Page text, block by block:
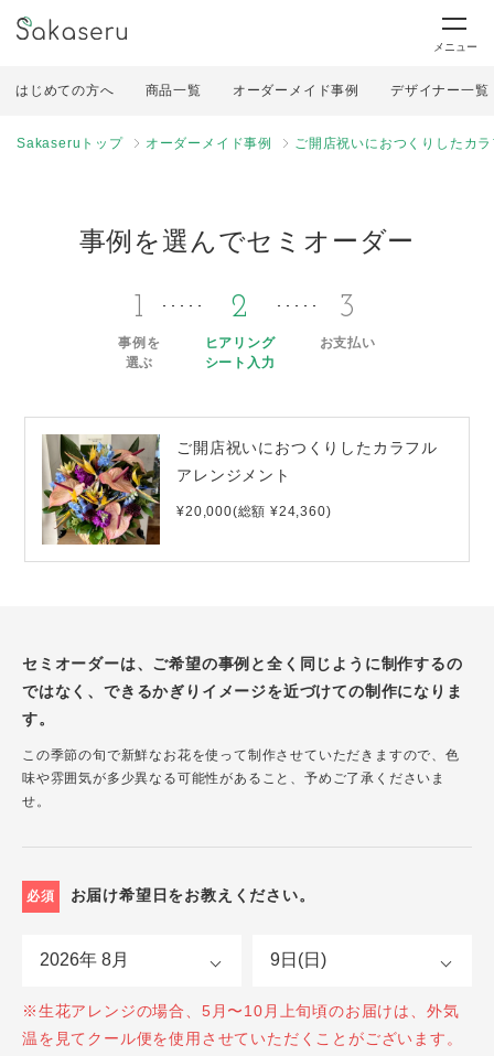
メニュー
はじめての方へ 商品一覧 オーダーメイド事例 デザイナー一覧
Sakaseruトップ オーダーメイド事例 ご開店祝いにおつくりしたカ
事例を選んでセミオーダー
1
事例を
選ぶ
2
ヒアリング
シート入力
3
お支払い
ご開店祝いにおつくりしたカラフル
アレンジメント
¥20,000(総額 ¥24,360)
セミオーダーは、ご希望の事例と全く同じように制作するの
ではなく、できるかぎりイメージを近づけての制作になりま
す。
この季節の旬で新鮮なお花を使って制作させていただきますので、色
味や雰囲気が多少異なる可能性があること、予めご了承くださいま
せ。
必須 お届け希望日をお教えください。
※生花アレンジの場合、5月〜10月上旬頃のお届けは、外気
温を見てクール便を使用させていただくことがございます。